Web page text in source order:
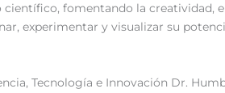
fomentando la creatividad,
experimentar y visualizar su
Tecnología e Innovación Dr.